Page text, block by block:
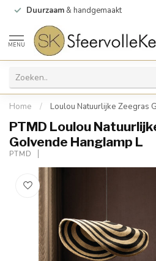
Duurzaam & handgemaakt
MENU
Home / Loulou Natuurlijke Zeegras
PTMD Loulou
Golvende Hanglamp L
PTMD